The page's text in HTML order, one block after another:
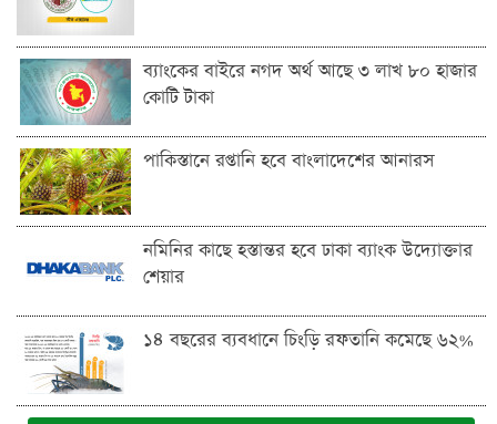
ব্যাংকের বাইরে নগদ অর্থ আছে ৩ লাখ ৮০ হাজার
কোটি টাকা
পাকিস্তানে রপ্তানি হবে বাংলাদেশের আনারস
নমিনির কাছে হস্তান্তর হবে ঢাকা ব্যাংক উদ্যোক্তার
শেয়ার
১৪ বছরের ব্যবধানে চিংড়ি রফতানি কমেছে ৬২%